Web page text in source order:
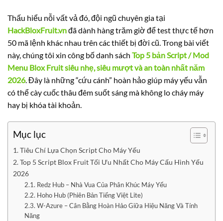
Thấu hiểu nỗi vất vả đó, đội ngũ chuyên gia tại
HackBloxFruit.vnđã dành hàng trăm giờ để test thực tế hơn
50 mã lệnh khác nhau trên các thiết bị đời cũ. Trong bài viết
này, chúng tôi xin công bố danh sách Top 5 bản Script / Mod
Menu Blox Fruit siêu nhẹ, siêu mượt và an toàn nhất năm
2026. Đây là những “cứu cánh” hoàn hảo giúp máy yếu vẫn
có thể cày cuốc thâu đêm suốt sáng mà không lo cháy máy
hay bị khóa tài khoản.
Mục lục
1. Tiêu Chí Lựa Chọn Script Cho Máy Yếu
2. Top 5 Script Blox Fruit Tối Ưu Nhất Cho Máy Cấu Hình Yếu
2026
2.1. Redz Hub – Nhà Vua Của Phân Khúc Máy Yếu
2.2. Hoho Hub (Phiên Bản Tiếng Việt Lite)
2.3. W-Azure – Cân Bằng Hoàn Hảo Giữa Hiệu Năng Và Tính
Năng